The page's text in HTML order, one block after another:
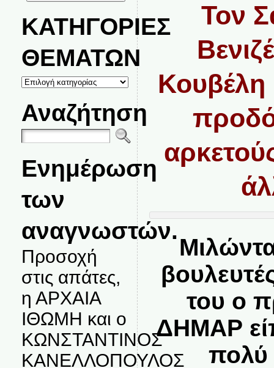
ΚΑΤΗΓΟΡΙΕΣ
ΘΕΜΑΤΩΝ
ΚΑΤΗΓΟΡΙΕΣ
ΘΕΜΑΤΩΝ
Αναζήτηση
Ενημέρωση
των
αναγνωστών.
Προσοχή
στις απάτες,
η ΑΡΧΑΙΑ
ΙΘΩΜΗ και ο
ΚΩΝΣΤΑΝΤΙΝΟΣ
ΚΑΝΕΛΛΟΠΟΥΛΟΣ
Τον
Κουβέλη
του ο
ΔΗΜΑΡ
πολύ